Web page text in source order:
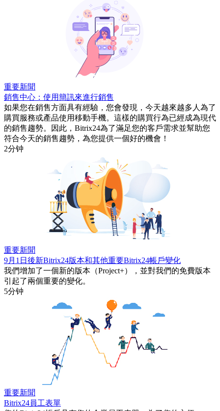
重要新聞
銷售中心：使用簡訊來進行銷售
如果您在銷售方面具有經驗，您會發現，今天越來越多人為了
購買服務或產品使用移動手機。這樣的購買行為已經成為現代
的銷售趨勢。因此，Bitrix24為了滿足您的客戶需求並幫助您
符合今天的銷售趨勢，為您提供一個好的機會！
2分钟
重要新聞
9月1日後新Bitrix24版本和其他重要Bitrix24帳戶變化
我們增加了一個新的版本（Project+），並對我們的免費版本
引起了兩個重要的變化。
5分钟
重要新聞
Bitrix24員工表單